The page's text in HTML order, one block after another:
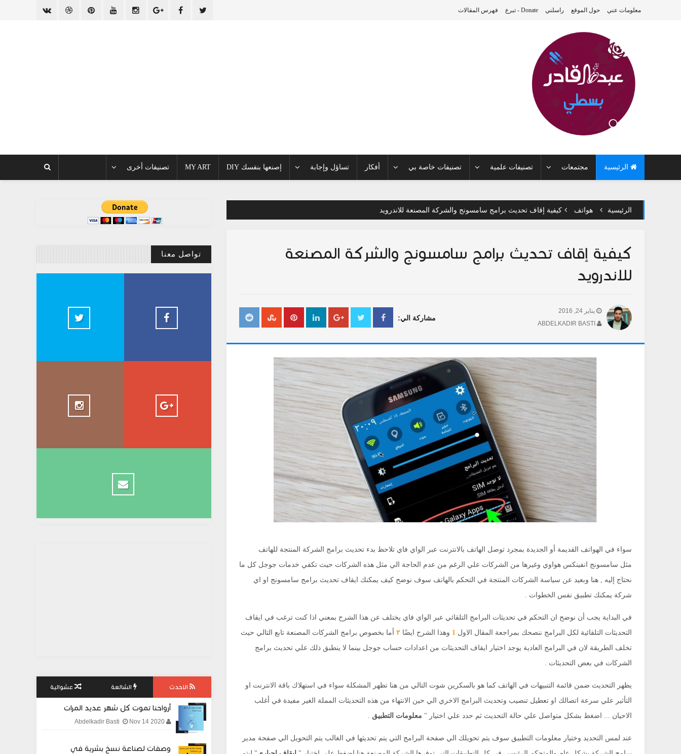
معلومات عني حول الموقع راسلني Donate - تبرع فهرس المقالات
الرئيسية مجتمعات تصنيفات علمية تصنيفات خاصة بي أفكار تساؤل وإجابة إصنعها بنفسك DIY MY ART تصنيفات أخرى
الرئيسية هواتف كيفية إقاف تحديث برامج سامسونج والشركة المصنعة للاندرويد
كيفية إقاف تحديث برامج سامسونج والشركة المصنعة
للاندرويد
يناير 24, 2016
مشاركة الي:
سواء في الهواتف القديمة أو الجديدة بمجرد توصل الهاتف بالانترنت عبر الواي فاي تلاحظ بدء تحديث برامج الشركة المنتجة للهاتف
مثل سامسونج انفينكس هواوي وغيرها من الشركات علي الرغم من عدم الحاجة الي مثل هذه الشركات حيث تكفي خدمات جوجل كل ما
نحتاج إليه , هنا وبعيد عن سياسة الشركات المنتجة في التحكم بالهاتف سوف نوضح كيف يمكنك ايقاف تحديث برامج سامسونج او اي
شركة يمكنك تطبيق نفس الخطوات .
في البداية يجب أن نوضح ان التحكم في تحديثات البرامج التلقائي عبر الواي فاي يختلف عن هذا الشرح بمعني اذا كنت ترغب في ايقاف
التحديثات التلقائية لكل البرامج ننصحك بمراجعة المقال الاول 1 وهذا الشرح ايضًا ٢ أما بخصوص برامج الشركات المصنعة تابع التالي حيث
تخلف الطريقة لان في البرامج العادية يوجد اختيار ايقاف التحديثات من اعدادات حساب جوجل بينما لا ينطبق ذلك علي تحديث برامج
الشركات في بعض التحديثات .
يظهر التحديث ضمن قائمة التنبيهات في الهاتف كما هو بالسكرين شوت التالي من هنا تظهر المشكلة سواء في استهلاك باقة الانترنت او
التأثير علي سرعة اتصالك او تعطيل تنصيب وتحديث البرامج الاخري الي حين الانتهاء من هذه التحديثات المملة الغير مفيدة في أغلب
الاحيان ... اضغط بشكل متواصل علي حالة التحديث ثم حدد علي اختيار " معلومات التطبيق
عند لمس التحديد وختيار معلومات التطبيق سوف يتم تحويلك الي صفحة البرامج التي يتم تحديثها في الغالب يتم التحويل الي صفحة مدير
تواصل معنا
2.5k
1.5k
الاحدث الشائعة عشوائية
أرواحنا تموت كل شهر عديد المرات
Nov 14 2020
وصفات لصناعة نسخ بشرية في